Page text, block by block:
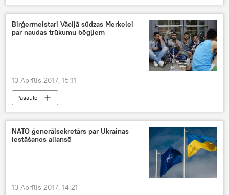
Birģermeistari Vācijā sūdzas Merkelei
par naudas trūkumu bēgļiem
13 Aprīlis 2017, 15:11
Pasaulē
NATO ģenerālsekretārs par Ukrainas
iestāšanos aliansē
13 Aprīlis 2017, 14:21